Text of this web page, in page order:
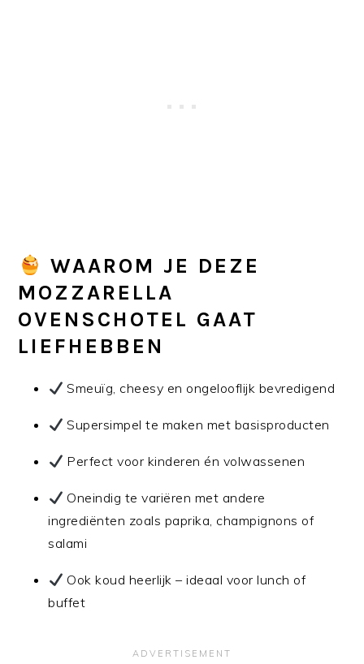
WAAROM JE DEZE
MOZZARELLA
OVENSCHOTEL GAAT
LIEFHEBBEN
Smeuïg, cheesy en ongelooflijk bevredigend
Supersimpel te maken met basisproducten
Perfect voor kinderen én volwassenen
Oneindig te variëren met andere
ingrediënten zoals paprika, champignons of
salami
Ook koud heerlijk – ideaal voor lunch of
buffet